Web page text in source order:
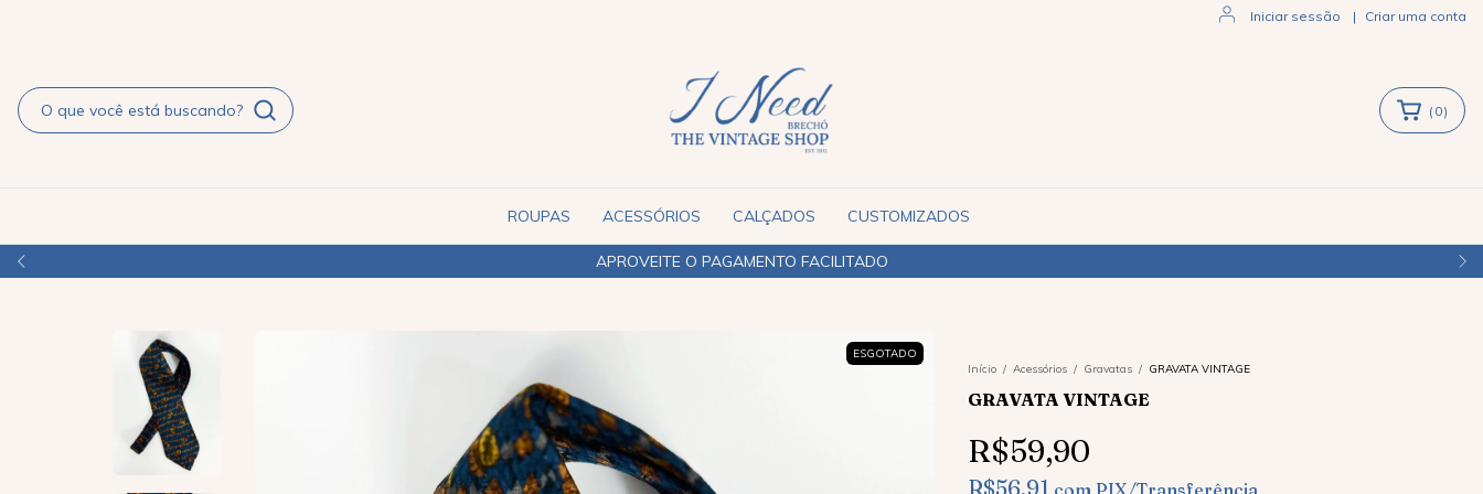
Iniciar sessão | Criar uma conta
APROVEITE O PAGAMENTO FACILITADO
( 0)
ROUPAS ACESSÓRIOS CALÇADOS CUSTOMIZADOS
ESGOTADO
Início / Acessórios / Gravatas / GRAVATA VINTAGE
GRAVATA VINTAGE
R$59,90
R$56,91 com PIX/Transferência